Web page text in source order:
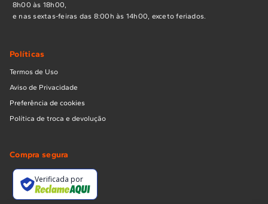
8h00 às 18h00,
e nas sextas-feiras das 8:00h às 14h00, exceto feriados.
Políticas
Termos de Uso
Aviso de Privacidade
Preferência de cookies
Política de troca e devolução
Compra segura
Verificada por